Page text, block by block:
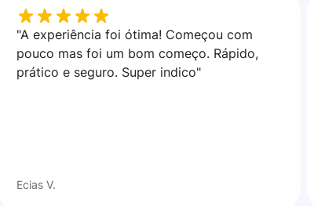
"A experiência foi ótima! Começou com
pouco mas foi um bom começo. Rápido,
prático e seguro. Super indico"
Ecias V.